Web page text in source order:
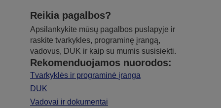
Reikia pagalbos?
Apsilankykite mūsų pagalbos puslapyje ir
raskite tvarkykles, programinę įrangą,
vadovus, DUK ir kaip su mumis susisiekti.
Rekomenduojamos nuorodos:
Tvarkyklės ir programinė įranga
DUK
Vadovai ir dokumentai